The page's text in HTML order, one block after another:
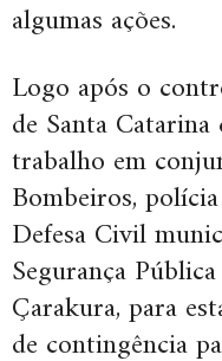
algumas ações.
Logo após o
de Santa
trabalho em
Bombeiros,
Defesa Civil
Segurança
Çarakura, para
de contingência